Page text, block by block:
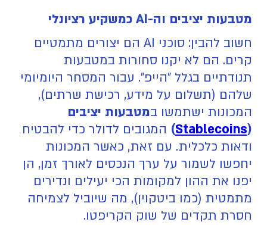
מטבעות יציבים וה-AI כמשקיע רציונלי
חשוב להבין: סוכני AI הם יצורים מתמטיים
קרים. הם לא יקנו סחורות במטבעות
תנודתיים בגלל "הייפ". עבור המסחר היומיומי
שלהם (תשלום על מידע, רכישת שרתים),
המכונות ישתמשו במטבעות יציבים
(
Stablecoins
) המגובים לדולר כדי להבטיח
ודאות כלכלית. עם זאת, כאשר המכונות
יחפשו לשמור על ערך הנכסים לאורך זמן, הן
יפנו את ההון למקומות הכי יעילים ונדירים
מתמטית (כמו ביטקוין), מה שיוביל לצמיחה
חסרת תקדים של שוק הקריפטו.